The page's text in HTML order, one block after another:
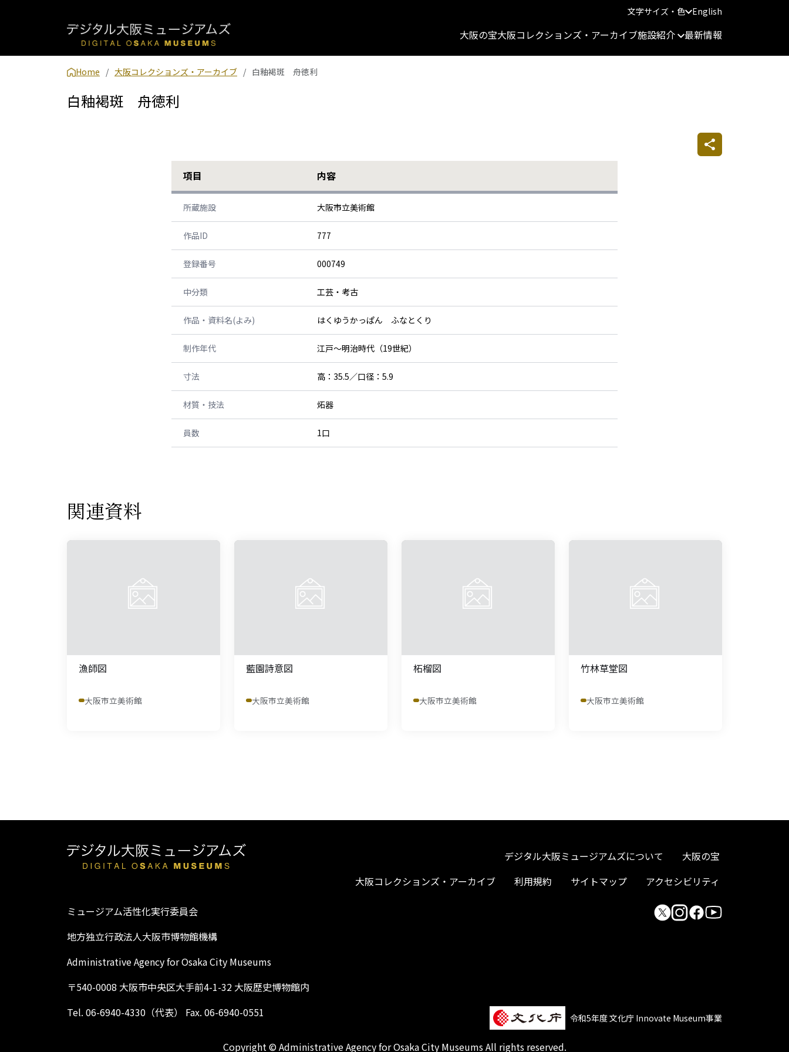
文字サイズ・色 English
大阪の宝大阪コレクションズ・アーカイブ施設紹介 最新情報
Home 大阪コレクションズ・アーカイブ 白釉褐斑 舟徳利
白釉褐斑 舟徳利
項目 内容
所蔵施設 大阪市立美術館
作品ID 777
登録番号 000749
中分類 工芸・考古
作品・資料名(よみ) はくゆうかっぱん ふなとくり
制作年代 江戸～明治時代（19世紀）
寸法 高：35.5／口径：5.9
材質・技法 炻器
員数 1口
関連資料
漁師図
大阪市立美術館
藍園詩意図
大阪市立美術館
柘榴図
大阪市立美術館
竹林草堂図
大阪市立美術館
デジタル大阪ミュージアムズについて
大阪の宝
大阪コレクションズ・アーカイブ
利用規約 サイトマップ アクセシビリティ
ミュージアム活性化実行委員会
地方独立行政法人大阪市博物館機構
Administrative Agency for Osaka City Museums
〒540-0008 大阪市中央区大手前4-1-32 大阪歴史博物館内
Tel. 06-6940-4330（代表） Fax. 06-6940-0551
令和5年度 文化庁 Innovate Museum事業
Copyright © Administrative Agency for Osaka City Museums All rights reserved.